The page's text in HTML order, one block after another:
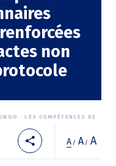
non
: LES COMPÉTENCES DES
A / A / A